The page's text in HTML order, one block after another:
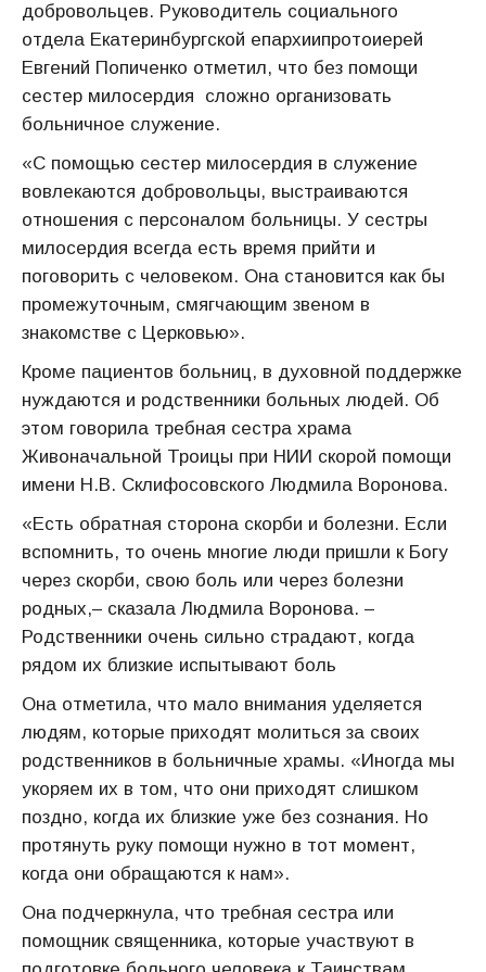
добровольцев. Руководитель социального
отдела Екатеринбургской епархиипротоиерей
Евгений Попиченко отметил, что без помощи
сестер милосердия сложно организовать
больничное служение.
«С помощью сестер милосердия в служение
вовлекаются добровольцы, выстраиваются
отношения с персоналом больницы. У сестры
милосердия всегда есть время прийти и
поговорить с человеком. Она становится как бы
промежуточным, смягчающим звеном в
знакомстве с Церковью».
Кроме пациентов больниц, в духовной поддержке
нуждаются и родственники больных людей. Об
этом говорила требная сестра храма
Живоначальной Троицы при НИИ скорой помощи
имени Н.В. Склифосовского Людмила Воронова.
«Есть обратная сторона скорби и болезни. Если
вспомнить, то очень многие люди пришли к Богу
через скорби, свою боль или через болезни
родных,– сказала Людмила Воронова. –
Родственники очень сильно страдают, когда
рядом их близкие испытывают боль
Она отметила, что мало внимания уделяется
людям, которые приходят молиться за своих
родственников в больничные храмы. «Иногда мы
укоряем их в том, что они приходят слишком
поздно, когда их близкие уже без сознания. Но
протянуть руку помощи нужно в тот момент,
когда они обращаются к нам».
Она подчеркнула, что требная сестра или
помощник священника, которые участвуют в